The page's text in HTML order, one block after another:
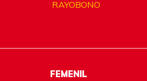
RAYOBONO
FEMENIL